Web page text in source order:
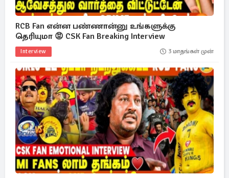
RCB Fan என்ன பண்ணான்னு உங்களுக்கு
தெரியுமா 😡 CSK Fan Breaking Interview
Interview 3 மாதங்கள் முன்